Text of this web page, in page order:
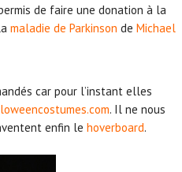
de faire une donation à la
maladie de Parkinson de Michael
car pour l’instant elles
. Il ne nous
enfin le hoverboard.